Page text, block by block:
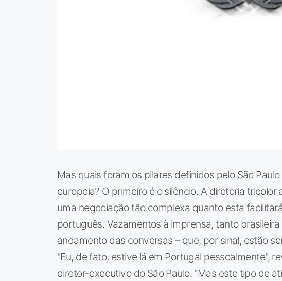
Mas quais foram os pilares definidos pelo São
europeia? O primeiro é o silêncio. A diretoria
uma negociação tão complexa quanto esta
português. Vazamentos à imprensa, tanto
andamento das conversas – que, por sinal, estão
"Eu, de fato, estive lá em Portugal pessoalmente",
diretor-executivo do São Paulo. "Mas este tipo de